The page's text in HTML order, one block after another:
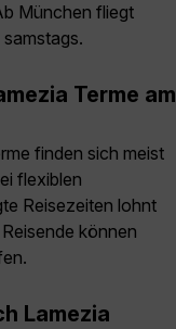
München fliegt
Terme am
finden sich meist
flexiblen
Reisezeiten lohnt
können
Lamezia